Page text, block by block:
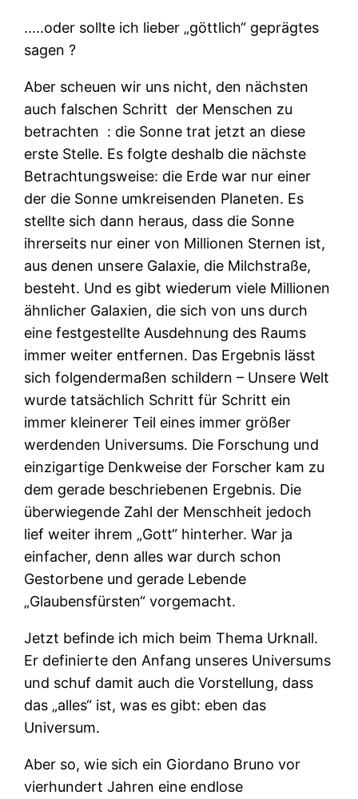
…..oder sollte ich lieber „göttlich“ geprägtes
sagen ?
Aber scheuen wir uns nicht, den nächsten
auch falschen Schritt der Menschen zu
betrachten : die Sonne trat jetzt an diese
erste Stelle. Es folgte deshalb die nächste
Betrachtungsweise: die Erde war nur einer
der die Sonne umkreisenden Planeten. Es
stellte sich dann heraus, dass die Sonne
ihrerseits nur einer von Millionen Sternen ist,
aus denen unsere Galaxie, die Milchstraße,
besteht. Und es gibt wiederum viele Millionen
ähnlicher Galaxien, die sich von uns durch
eine festgestellte Ausdehnung des Raums
immer weiter entfernen. Das Ergebnis lässt
sich folgendermaßen schildern – Unsere Welt
wurde tatsächlich Schritt für Schritt ein
immer kleinerer Teil eines immer größer
werdenden Universums. Die Forschung und
einzigartige Denkweise der Forscher kam zu
dem gerade beschriebenen Ergebnis. Die
überwiegende Zahl der Menschheit jedoch
lief weiter ihrem „Gott“ hinterher. War ja
einfacher, denn alles war durch schon
Gestorbene und gerade Lebende
„Glaubensfürsten“ vorgemacht.
Jetzt befinde ich mich beim Thema Urknall.
Er definierte den Anfang unseres Universums
und schuf damit auch die Vorstellung, dass
das „alles“ ist, was es gibt: eben das
Universum.
Aber so, wie sich ein Giordano Bruno vor
vierhundert Jahren eine endlose